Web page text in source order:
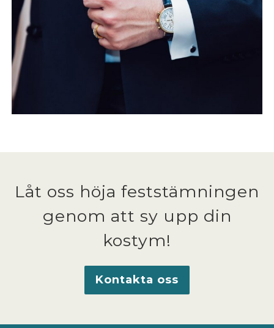
Låt oss höja feststämningen
genom att sy upp din
kostym!
Kontakta oss